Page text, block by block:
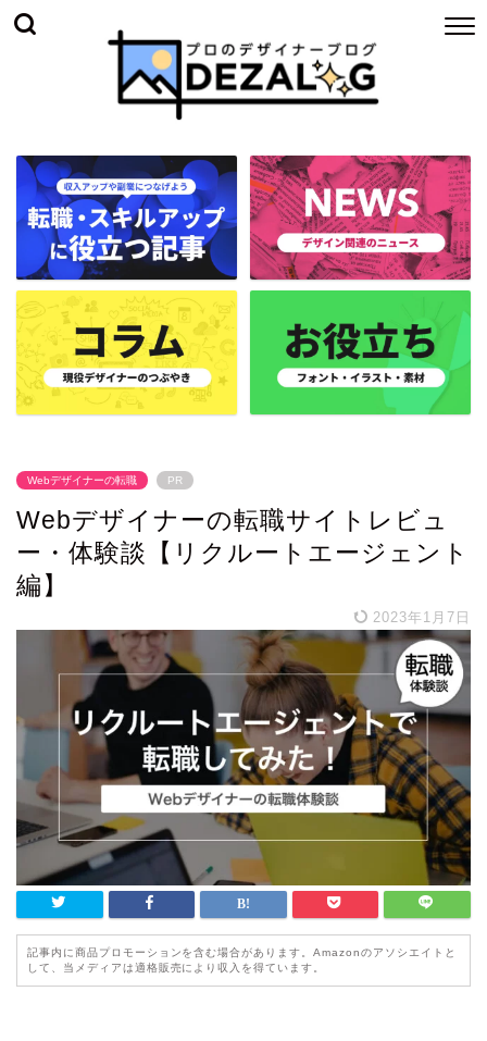
Webデザイナーの転職 PR
Webデザイナーの転職サイトレビュ
ー・体験談【リクルートエージェント
編】
2023年1月7日
記事内に商品プロモーションを含む場合があります。Amazonのアソシエイトと
して、当メディアは適格販売により収入を得ています。